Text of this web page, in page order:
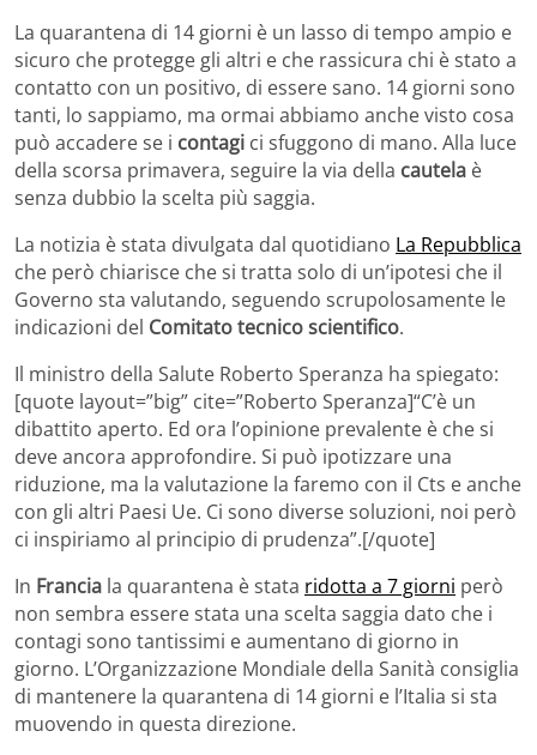
La quarantena di 14 giorni è un lasso di tempo ampio e
sicuro che protegge gli altri e che rassicura chi è stato a
contatto con un positivo, di essere sano. 14 giorni sono
tanti, lo sappiamo, ma ormai abbiamo anche visto cosa
può accadere se i contagi ci sfuggono di mano. Alla luce
della scorsa primavera, seguire la via della cautela è
senza dubbio la scelta più saggia.
La notizia è stata divulgata dal quotidiano La Repubblica
che però chiarisce che si tratta solo di un’ipotesi che il
Governo sta valutando, seguendo scrupolosamente le
indicazioni del Comitato tecnico scientifico.
Il ministro della Salute Roberto Speranza ha spiegato:
[quote layout=”big” cite=”Roberto Speranza]“C’è un
dibattito aperto. Ed ora l’opinione prevalente è che si
deve ancora approfondire. Si può ipotizzare una
riduzione, ma la valutazione la faremo con il Cts e anche
con gli altri Paesi Ue. Ci sono diverse soluzioni, noi però
ci inspiriamo al principio di prudenza”.[/quote]
In Francia la quarantena è stata ridotta a 7 giorni però
non sembra essere stata una scelta saggia dato che i
contagi sono tantissimi e aumentano di giorno in
giorno. L’Organizzazione Mondiale della Sanità consiglia
di mantenere la quarantena di 14 giorni e l’Italia si sta
muovendo in questa direzione.